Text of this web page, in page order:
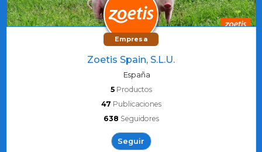
Empresa
Zoetis Spain, S.L.U.
España
5 Productos
47 Publicaciones
638 Seguidores
Seguir